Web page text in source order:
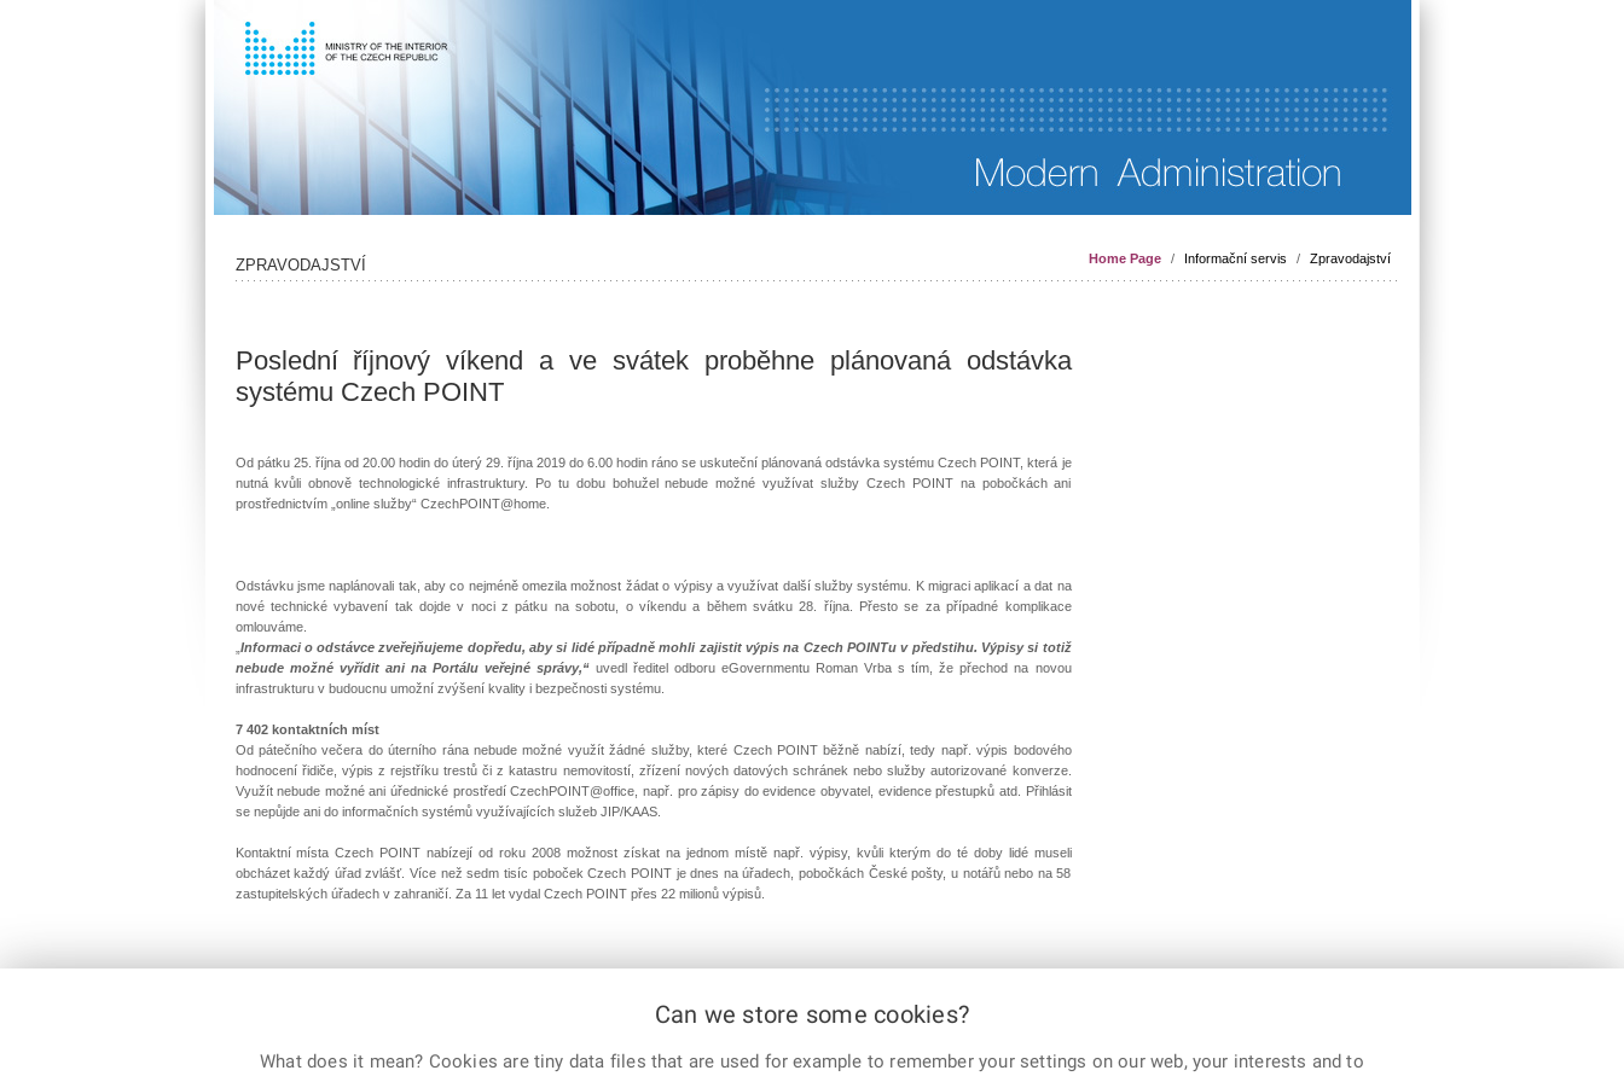
Home Page / Informační servis / Zpravodajství
ZPRAVODAJSTVÍ
Poslední říjnový víkend a ve svátek proběhne plánovaná odstávka
systému Czech POINT
Od pátku 25. října od 20.00 hodin do úterý 29. října 2019 do 6.00 hodin ráno se uskuteční plánovaná odstávka systému Czech POINT, která je
nutná kvůli obnově technologické infrastruktury. Po tu dobu bohužel nebude možné využívat služby Czech POINT na pobočkách ani
prostřednictvím „online služby“ CzechPOINT@home.
Odstávku jsme naplánovali tak, aby co nejméně omezila možnost žádat o výpisy a využívat další služby systému. K migraci aplikací a dat na
nové technické vybavení tak dojde v noci z pátku na sobotu, o víkendu a během svátku 28. října. Přesto se za případné komplikace
omlouváme.
Informaci o odstávce zveřejňujeme dopředu, aby si lidé případně mohli zajistit výpis na Czech POINTu v předstihu. Výpisy si totiž
nebude možné vyřídit ani na Portálu veřejné správy,“uvedl ředitel odboru eGovernmentu Roman Vrba s tím, že přechod na novou
infrastrukturu v budoucnu umožní zvýšení kvality i bezpečnosti systému.
7 402 kontaktních míst
Od pátečního večera do úterního rána nebude možné využít žádné služby, které Czech POINT běžně nabízí, tedy např. výpis bodového
hodnocení řidiče, výpis z rejstříku trestů či z katastru nemovitostí, zřízení nových datových schránek nebo služby autorizované konverze.
Využít nebude možné ani úřednické prostředí CzechPOINT@office, např. pro zápisy do evidence obyvatel, evidence přestupků atd. Přihlásit
se nepůjde ani do informačních systémů využívajících služeb JIP/KAAS.
Kontaktní místa Czech POINT nabízejí od roku 2008 možnost získat na jednom místě např. výpisy, kvůli kterým do té doby lidé museli
obcházet každý úřad zvlášť. Více než sedm tisíc poboček Czech POINT je dnes na úřadech, pobočkách České pošty, u notářů nebo na 58
zastupitelských úřadech v zahraničí. Za 11 let vydal Czech POINT přes 22 milionů výpisů.
Can we store some cookies?
What does it mean? Cookies are tiny data files that are used for example to remember your settings on our web, your interests and to